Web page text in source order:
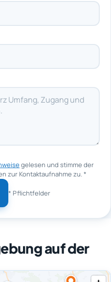
gelesen und stimme der
zur Kontaktaufnahme zu.*
* Pflichtfelder
auf der